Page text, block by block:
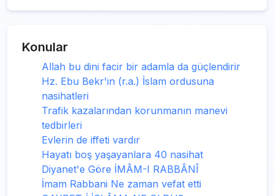
Konular
Allah bu dini facir bir adamla da güçlendirir
Hz. Ebu Bekr'in (r.a.) İslam ordusuna
nasihatleri
Trafik kazalarından korunmanın manevi
tedbirleri
Evlerin de iffeti vardır
Hayatı boş yaşayanlara 40 nasihat
Diyanet'e Göre İMÂM-I RABBÂNÎ
İmam Rabbani Ne zaman vefat etti